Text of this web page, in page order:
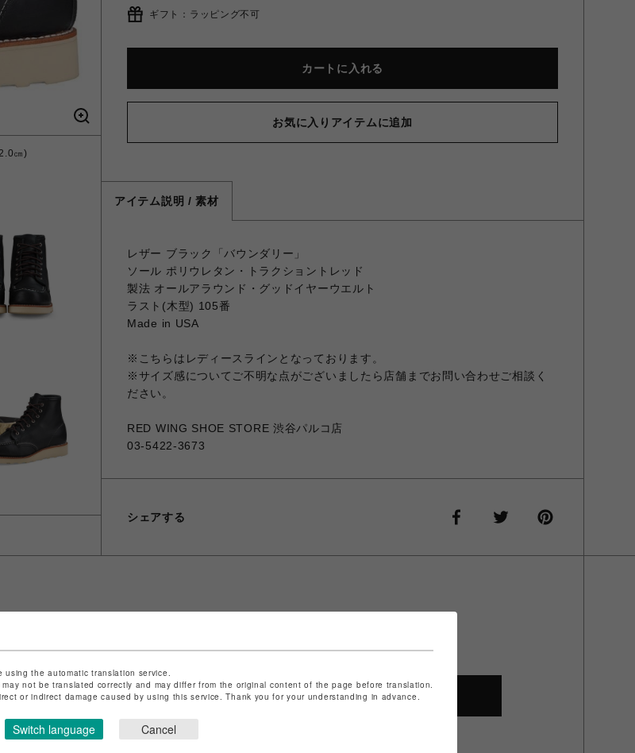
㎝)
ギフト：ラッピング不可
カートに入れる
お気に入りアイテムに追加
アイテム説明 / 素材
レザー ブラック「バウンダリー」
ソール ポリウレタン・トラクショントレッド
製法 オールアラウンド・グッドイヤーウエルト
ラスト(木型) 105番
Made in USA
※こちらはレディースラインとなっております。
※サイズ感についてご不明な点がございましたら店舗までお問い合わせご相談く
ださい。
RED WING SHOE STORE 渋谷パルコ店
03-5422-3673
シェアする
谷PARCO
わせは こちら
SHOP TOP
the automatic translation service.
not be translated correctly and may differ from the original content of the page before translation.
or indirect damage caused by using this service. Thank you for your understanding in advance.
Switch language Cancel